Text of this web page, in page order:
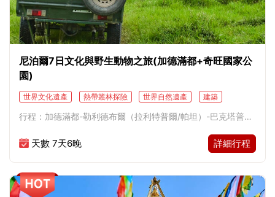
尼泊爾7日文化與野生動物之旅(加德滿都+奇旺國家公
園)
世界文化遺產 熱帶叢林探險 世界自然遺產
建築
宮殿遺跡
市井風情 遺址 人文儀式
野生動物觀賞
行程：加德滿都-勒利德布爾（拉利特普爾/帕坦）-巴克塔普
天數 7天6晚 詳細行程